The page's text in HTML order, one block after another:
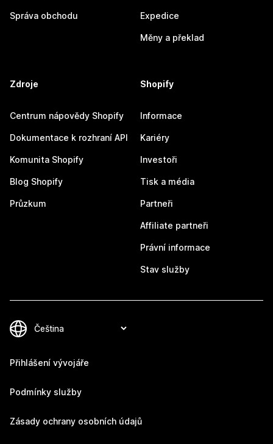
Správa obchodu Expedice
Měny a překlad
Zdroje
Centrum nápovědy Shopify
Dokumentace k rozhraní API
Komunita Shopify
Blog Shopify
Průzkum
Shopify
Informace
Kariéry
Investoři
Tisk a média
Partneři
Affiliate partneři
Právní informace
Stav služby
Přihlášení vývojáře
Podmínky služby
Zásady ochrany osobních údajů